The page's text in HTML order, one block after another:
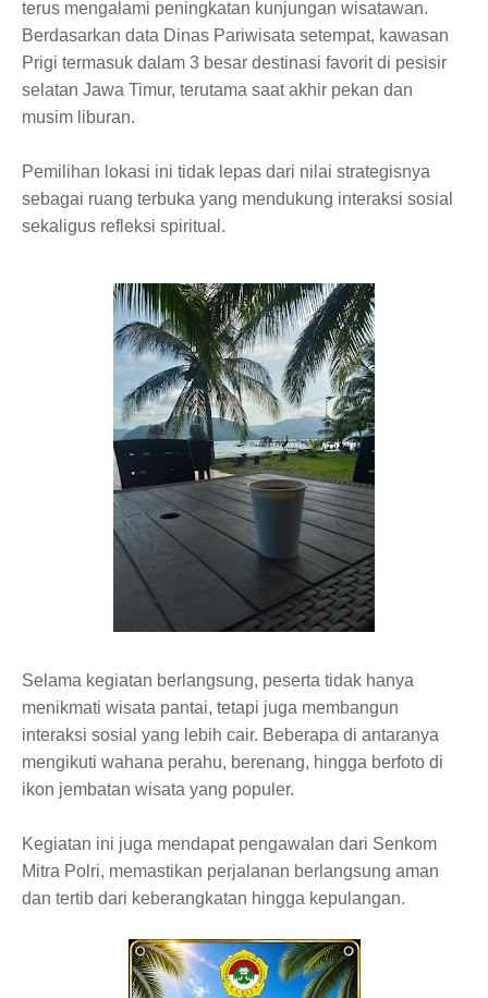
terus mengalami peningkatan kunjungan wisatawan.
Berdasarkan data Dinas Pariwisata setempat, kawasan
Prigi termasuk dalam 3 besar destinasi favorit di pesisir
selatan Jawa Timur, terutama saat akhir pekan dan
musim liburan.
Pemilihan lokasi ini tidak lepas dari nilai strategisnya
sebagai ruang terbuka yang mendukung interaksi sosial
sekaligus refleksi spiritual.
Selama kegiatan berlangsung, peserta tidak hanya
menikmati wisata pantai, tetapi juga membangun
interaksi sosial yang lebih cair. Beberapa di antaranya
mengikuti wahana perahu, berenang, hingga berfoto di
ikon jembatan wisata yang populer.
Kegiatan ini juga mendapat pengawalan dari Senkom
Mitra Polri, memastikan perjalanan berlangsung aman
dan tertib dari keberangkatan hingga kepulangan.